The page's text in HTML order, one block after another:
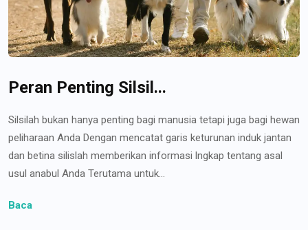
Peran Penting Silsil...
Silsilah bukan hanya penting bagi manusia tetapi juga bagi hewan
peliharaan Anda Dengan mencatat garis keturunan induk jantan
dan betina silislah memberikan informasi lngkap tentang asal
usul anabul Anda Terutama untuk...
Baca